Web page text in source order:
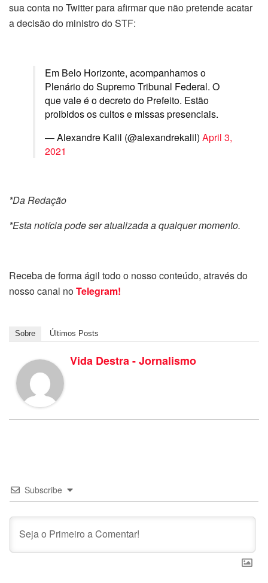
sua conta no Twitter para afirmar que não pretende acatar
a decisão do ministro do STF:
Em Belo Horizonte, acompanhamos o
Plenário do Supremo Tribunal Federal. O
que vale é o decreto do Prefeito. Estão
proibidos os cultos e missas presenciais.
— Alexandre Kalil (@alexandrekalil) April 3,
2021
*Da Redação
*Esta notícia pode ser atualizada a qualquer momento.
Receba de forma ágil todo o nosso conteúdo, através do
nosso canal noTelegram!
Sobre Últimos Posts
Vida Destra - Jornalismo
Subscribe